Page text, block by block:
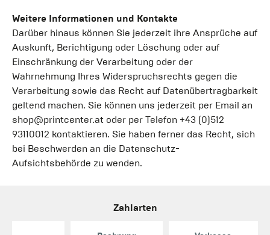
Weitere Informationen und Kontakte
Darüber hinaus können Sie jederzeit ihre Ansprüche auf
Auskunft, Berichtigung oder Löschung oder auf
Einschränkung der Verarbeitung oder der
Wahrnehmung Ihres Widerspruchsrechts gegen die
Verarbeitung sowie das Recht auf Datenübertragbarkeit
geltend machen. Sie können uns jederzeit per Email an
shop@printcenter.at oder per Telefon +43 (0)512
93110012 kontaktieren. Sie haben ferner das Recht, sich
bei Beschwerden an die Datenschutz-
Aufsichtsbehörde zu wenden.
Zahlarten